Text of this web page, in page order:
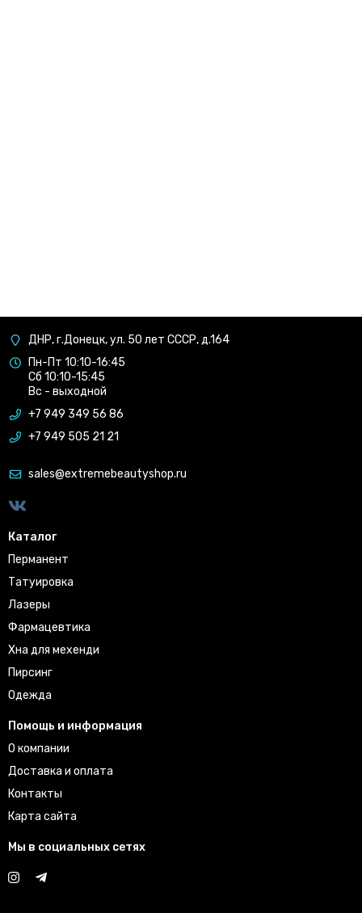
ДНР, г.Донецк, ул. 50 лет СССР, д.164
Пн-Пт 10:10-16:45
Сб 10:10-15:45
Вс - выходной
+7 949 349 56 86
+7 949 505 21 21
sales@extremebeautyshop.ru
Каталог
Перманент
Татуировка
Лазеры
Фармацевтика
Хна для мехенди
Пирсинг
Одежда
Помощь и информация
О компании
Доставка и оплата
Контакты
Карта сайта
Мы в социальных сетях